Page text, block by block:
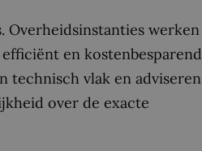
Overheidsinstanties werken
en kostenbesparend
technisch vlak en adviseren
over de exacte